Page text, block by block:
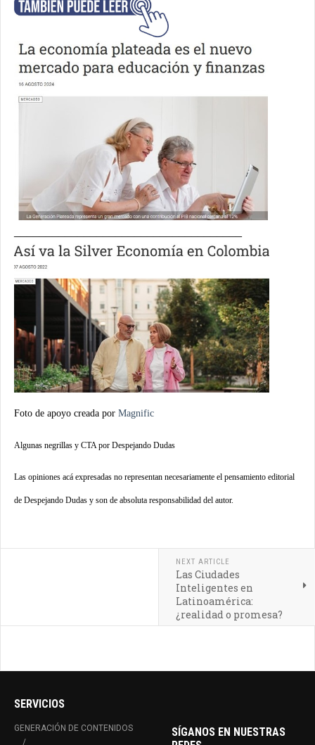
Foto de apoyo creada por Magnific
Algunas negrillas y CTA por Despejando Dudas
Las opiniones acá expresadas no representan necesariamente el pensamiento editorial
de Despejando Dudas y son de absoluta responsabilidad del autor.
NEXT ARTICLE
Las Ciudades
Inteligentes en
Latinoamérica:
¿realidad o promesa?
SERVICIOS
GENERACIÓN DE CONTENIDOS
SÍGANOS EN NUESTRAS